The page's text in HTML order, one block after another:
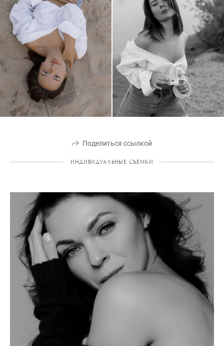
Поделиться ссылкой
ИНДИВИДУАЛЬНЫЕ СЪЕМКИ